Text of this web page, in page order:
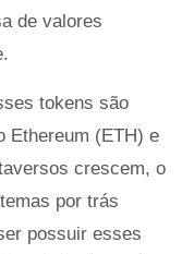
de valores
tokens são
Ethereum (ETH) e
crescem, o
por trás
possuir esses